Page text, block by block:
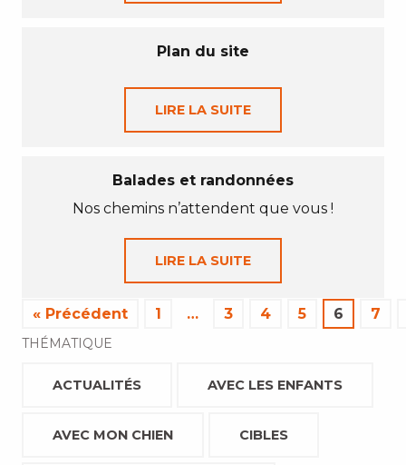
Plan du site
LIRE LA SUITE
Balades et randonnées
Nos chemins n’attendent que vous !
LIRE LA SUITE
« Précédent 1 … 3 4 5 6 7
THÉMATIQUE
ACTUALITÉS AVEC LES ENFANTS
AVEC MON CHIEN CIBLES